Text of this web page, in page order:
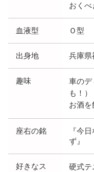
おくべ
血液型 Ｏ型
出身地 兵庫県
趣味
車のデ
も！）
お酒を
座右の銘
『今
ず』
好きなス
硬式